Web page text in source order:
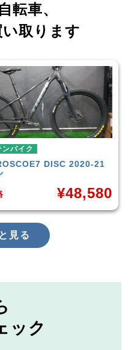
転車、
取ります
2020-21
48,580
Rocky
買取価格
見る
ック